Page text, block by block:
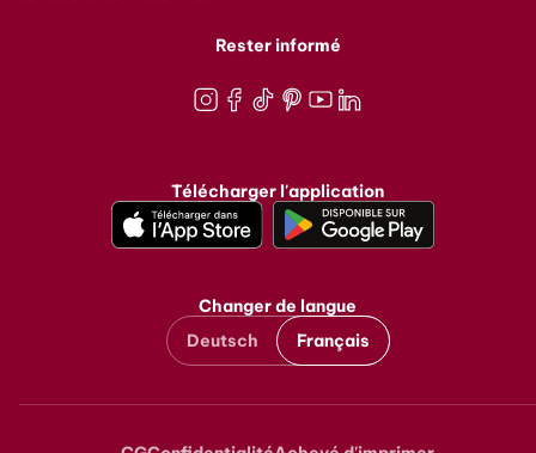
Rester informé
Télécharger l'application
Changer de langue
Deutsch
Français